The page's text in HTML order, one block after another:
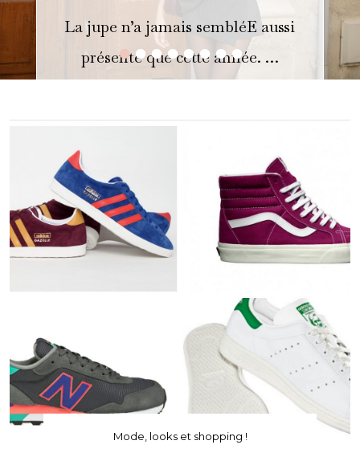
••••••••
La jupe n’a jamais sembléE aussi
présente que cette année. …
Mode, looks et shopping !